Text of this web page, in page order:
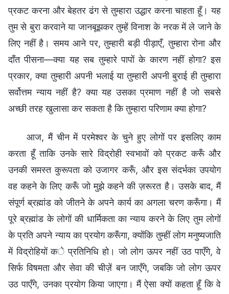
प्रकट करना और बेहतर ढंग से तुम्हारा उद्धार करना चाहता हूँ। यह
तुम से बुरा करवाने या जानबूझकर तुम्हें विनाश के नरक में ले जाने के
लिए नहीं है। समय आने पर, तुम्हारी बड़ी पीड़ाएँ, तुम्हारा रोना और
दाँत पीसना—क्या यह सब तुम्हारे पापों के कारण नहीं होगा? इस
प्रकार, क्या तुम्हारी अपनी भलाई या तुम्हारी अपनी बुराई ही तुम्हारा
सर्वोत्तम न्याय नहीं है? क्या यह उसका प्रमाण नहीं है जो सबसे
अच्छी तरह खुलासा कर सकता है कि तुम्हारा परिणाम क्या होगा?
आज, मैं चीन में परमेश्वर के चुने हुए लोगों पर इसलिए काम
करता हूँ ताकि उनके सारे विद्रोही स्वभावों को प्रकट करूँ और
उनकी समस्त कुरूपता को उजागर करूँ, और इस संदर्भका उपयोग
वह कहने के लिए करूँ जो मुझे कहने की ज़रूरत है। उसके बाद, मैं
संपूर्ण ब्रह्मांड को जीतने के अपने कार्य का अगला चरण करूँगा। मैं
पूरे ब्रह्मांड के लोगों की धार्मिकता का न्याय करने के लिए तुम लोगों
के प्रति अपने न्याय का प्रयोग करूँगा, क्योंकि तुम्हीं लोग मनुष्यजाति
में विद्रोहियों के प्रतिनिधि हो। जो लोग ऊपर नहीं उठ पाएँगे, वे
सिर्फ विषमता और सेवा की चीज़ें बन जाएँगे, जबकि जो लोग ऊपर
उठ पाएँगे, उनका प्रयोग किया जाएगा। मैं ऐसा क्यों कहता हूँ कि वे